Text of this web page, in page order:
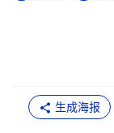
ARCserve
的一部分，其包
版本中，软件
Availability r15
生成海报